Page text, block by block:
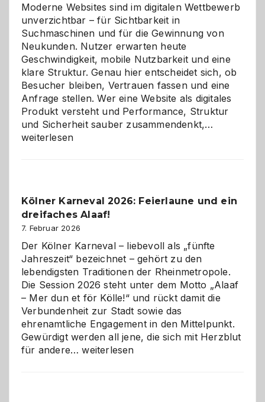
Moderne Websites sind im digitalen Wettbewerb
unverzichtbar – für Sichtbarkeit in
Suchmaschinen und für die Gewinnung von
Neukunden. Nutzer erwarten heute
Geschwindigkeit, mobile Nutzbarkeit und eine
klare Struktur. Genau hier entscheidet sich, ob
Besucher bleiben, Vertrauen fassen und eine
Anfrage stellen. Wer eine Website als digitales
Produkt versteht und Performance, Struktur
und Sicherheit sauber zusammendenkt,…
geworden
weiterlesen
Kölner Karneval 2026: Feierlaune und ein
dreifaches Alaaf!
7. Februar 2026
Der Kölner Karneval – liebevoll als „fünfte
Jahreszeit“ bezeichnet – gehört zu den
lebendigsten Traditionen der Rheinmetropole.
Die Session 2026 steht unter dem Motto „Alaaf
– Mer dun et för Kölle!“ und rückt damit die
Verbundenheit zur Stadt sowie das
ehrenamtliche Engagement in den Mittelpunkt.
Gewürdigt werden all jene, die sich mit Herzblut
für andere…Kölner
weiterlesen